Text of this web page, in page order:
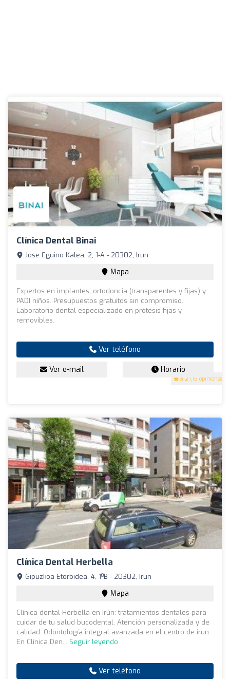
Clínica Dental Binai
3.2 (15 opiniones)
Jose Eguino Kalea, 2, 1-A - 20302, Irun
Mapa
Expertos en implantes, ortodoncia (transparentes y fijas) y
PADI niños. Presupuestos gratuitos sin compromiso.
Laboratorio dental especializado en prótesis fijas y
removibles.
Ver teléfono
Ver e-mail Horario
Clínica Dental Herbella
Gipuzkoa Etorbidea, 4, 1ºB - 20302, Irun
Mapa
Clínica dental Herbella en Irún: tratamientos dentales para
cuidar de tu salud bucodental. Atención personalizada y de
calidad. Odontología integral avanzada en el centro de irun.
En Clínica Den... Seguir leyendo
Ver teléfono